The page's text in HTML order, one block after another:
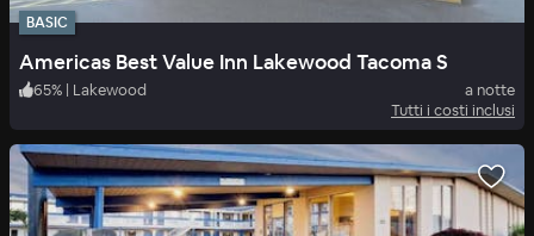
BASIC
Americas Best Value Inn Lakewood Tacoma S
65% | Lakewood
a notte
Tutti i costi inclusi